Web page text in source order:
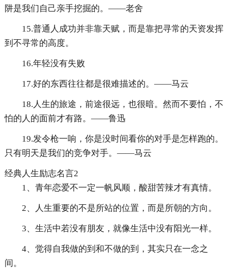
阱是我们自己亲手挖掘的。——老舍
15.普通人成功并非靠天赋，而是靠把寻常的天资发挥
到不寻常的高度。
16.年轻没有失败
17.好的东西往往都是很难描述的。——马云
18.人生的旅途，前途很远，也很暗。然而不要怕，不
怕的人的面前才有路。——鲁迅
19.发令枪一响，你是没时间看你的对手是怎样跑的。
只有明天是我们的竞争对手。——马云
经典人生励志名言2
1、青年恋爱不一定一帆风顺，酸甜苦辣才有真情。
2、人生重要的不是所站的位置，而是所朝的方向。
3、生活中若没有朋友，就像生活中没有阳光一样。
4、觉得自我做的到和不做的到，其实只在一念之
间。